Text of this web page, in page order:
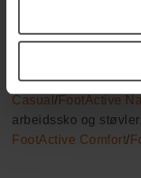
Anbefalte FootActive-
For slip-on-sko
Casual / FootActive
arbeidssko og
FootActive Comfort/